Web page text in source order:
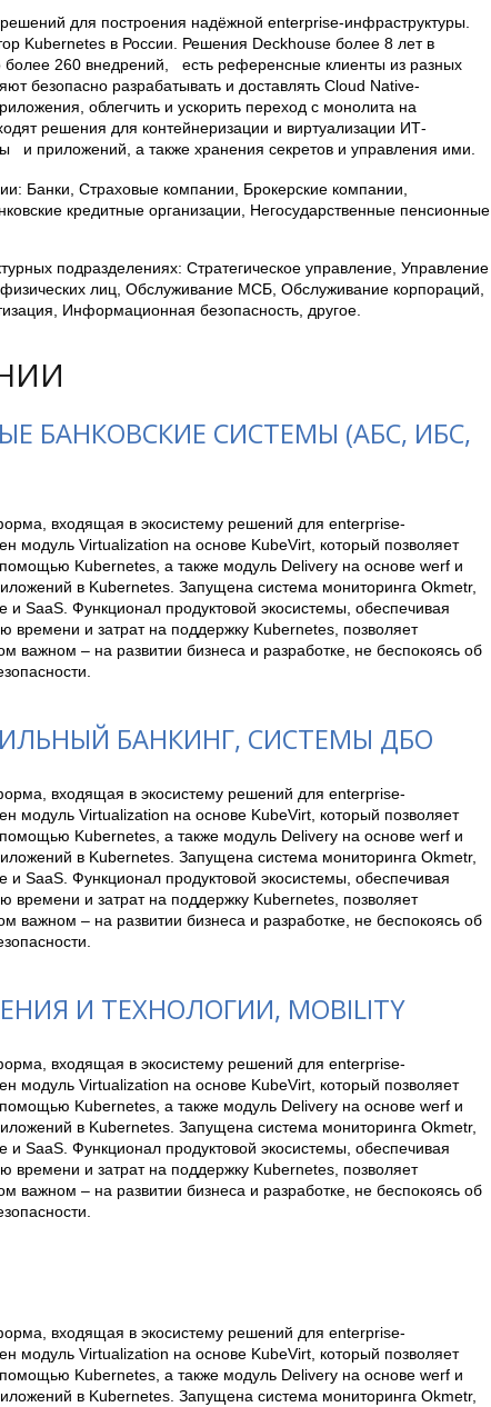
для построения надёжной enterprise-инфраструктуры.
Kubernetes в России. Решения Deckhouse более 8 лет в
более 260 внедрений, есть референсные клиенты из разных
безопасно разрабатывать и доставлять Cloud Native-
облегчить и ускорить переход с монолита на
решения для контейнеризации и виртуализации ИТ-
и приложений, а также хранения секретов и управления ими.
Банки, Страховые компании, Брокерские компании,
кредитные организации, Негосударственные пенсионные
подразделениях: Стратегическое управление, Управление
лиц, Обслуживание МСБ, Обслуживание корпораций,
Информационная безопасность, другое.
БАНКОВСКИЕ СИСТЕМЫ (АБС, ИБС,
входящая в экосистему решений для enterprise-
модуль Virtualization на основе KubeVirt, который позволяет
Kubernetes, а также модуль Delivery на основе werf и
в Kubernetes. Запущена система мониторинга Okmetr,
и SaaS. Функционал продуктовой экосистемы, обеспечивая
времени и затрат на поддержку Kubernetes, позволяет
важном – на развитии бизнеса и разработке, не беспокоясь об
БАНКИНГ, СИСТЕМЫ ДБО
входящая в экосистему решений для enterprise-
модуль Virtualization на основе KubeVirt, который позволяет
Kubernetes, а также модуль Delivery на основе werf и
в Kubernetes. Запущена система мониторинга Okmetr,
и SaaS. Функционал продуктовой экосистемы, обеспечивая
времени и затрат на поддержку Kubernetes, позволяет
важном – на развитии бизнеса и разработке, не беспокоясь об
И ТЕХНОЛОГИИ, MOBILITY
входящая в экосистему решений для enterprise-
модуль Virtualization на основе KubeVirt, который позволяет
Kubernetes, а также модуль Delivery на основе werf и
в Kubernetes. Запущена система мониторинга Okmetr,
и SaaS. Функционал продуктовой экосистемы, обеспечивая
времени и затрат на поддержку Kubernetes, позволяет
важном – на развитии бизнеса и разработке, не беспокоясь об
входящая в экосистему решений для enterprise-
модуль Virtualization на основе KubeVirt, который позволяет
Kubernetes, а также модуль Delivery на основе werf и
в Kubernetes. Запущена система мониторинга Okmetr,